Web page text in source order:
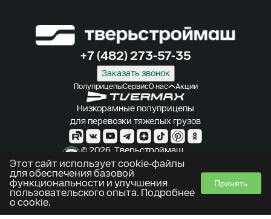
ПолуприцепыСервисО нас Акции
Низкорамные полуприцепы
для перевозки тяжелых грузов
+7 (482) 273-57-35
Заказать звонок
Использование cookie
Политика конфиденциальности
© 2026. Тверьстроймаш.
Производитель полуприцепов
Этот сайт использует cookie-файлы
для обеспечения базовой
функциональности и улучшения
пользовательского опыта. Подробнее
о cookie.
Принять